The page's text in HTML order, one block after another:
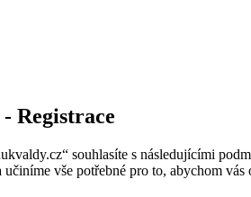
Registrace
souhlasíte s následujícími
vše potřebné pro to, abychom